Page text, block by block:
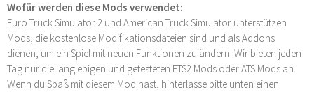
Wofür werden diese Mods verwendet:
Euro Truck Simulator 2 und American Truck Simulator unterstützen
Mods, die kostenlose Modifikationsdateien sind und als Addons
dienen, um ein Spiel mit neuen Funktionen zu ändern. Wir bieten jeden
Tag nur die langlebigen und getesteten ETS2 Mods oder ATS Mods an.
Wenn du Spaß mit diesem Mod hast, hinterlasse bitte unten einen